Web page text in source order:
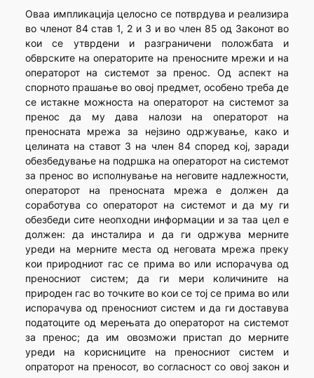
Оваа импликација целосно се потврдува и реализира
во членот 84 став 1, 2 и 3 и во член 85 од Законот во
кои се утврдени и разграничени положбата и
обврските на операторите на преносните мрежи и на
операторот на системот за пренос. Од аспект на
спорното прашање во овој предмет, особено треба де
се истакне можноста на операторот на системот за
пренос да му дава налози на операторот на
преносната мрежа за нејзино одржување, како и
целината на ставот 3 на член 84 според кој, заради
обезбедување на подршка на операторот на системот
за пренос во исполнување на неговите надлежности,
операторот на преносната мрежа е должен да
соработува со операторот на системот и да му ги
обезбеди сите неопходни информации и за таа цел е
должен: да инсталира и да ги одржува мерните
уреди на мерните места од неговата мрежа преку
кои природниот гас се прима во или испорачува од
преносниот систем; да ги мери количините на
природен гас во точките во кои се тој се прима во или
испорачува од преносниот систем и да ги доставува
податоците од мерењата до операторот на системот
за пренос; да им овозможи пристап до мерните
уреди на корисниците на преносниот систем и
опраторот на преносот, во согласност со овој закон и